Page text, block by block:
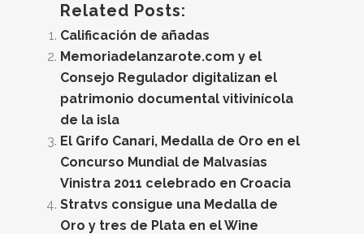
Related Posts:
Calificación de añadas
Memoriadelanzarote.com y el
Consejo Regulador digitalizan el
patrimonio documental vitivinícola
de la isla
El Grifo Canari, Medalla de Oro en el
Concurso Mundial de Malvasías
Vinistra 2011 celebrado en Croacia
Stratvs consigue una Medalla de
Oro y tres de Plata en el Wine